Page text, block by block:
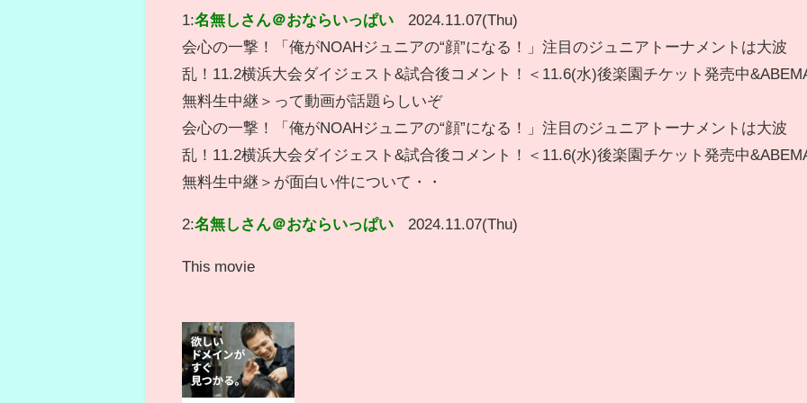
1:名無しさん＠おならいっぱい
2024.11.07(Thu)
会心の一撃！「俺がNOAHジュニアの“顔”になる！」注目のジュニアトーナメントは大波
乱！11.2横浜大会ダイジェスト&試合後コメント！＜11.6(水)後楽園チケット発売中
無料生中継＞って動画が話題らしいぞ
会心の一撃！「俺がNOAHジュニアの“顔”になる！」注目のジュニアトーナメントは大波
乱！11.2横浜大会ダイジェスト&試合後コメント！＜11.6(水)後楽園チケット発売中
無料生中継＞が面白い件について・・
2:名無しさん＠おならいっぱい 2024.11.07(Thu)
This movie